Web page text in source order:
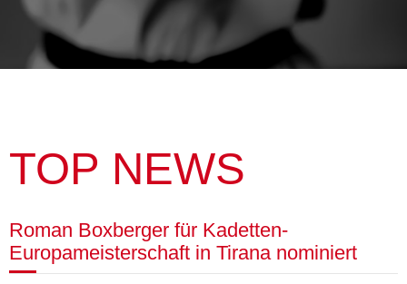
TOP NEWS
Roman Boxberger für Kadetten-
Europameisterschaft in Tirana nominiert